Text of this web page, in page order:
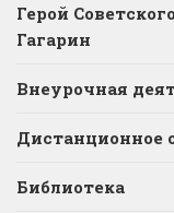
Герой
Гагарин
Внеурочная
Дистанционное
Библиотека